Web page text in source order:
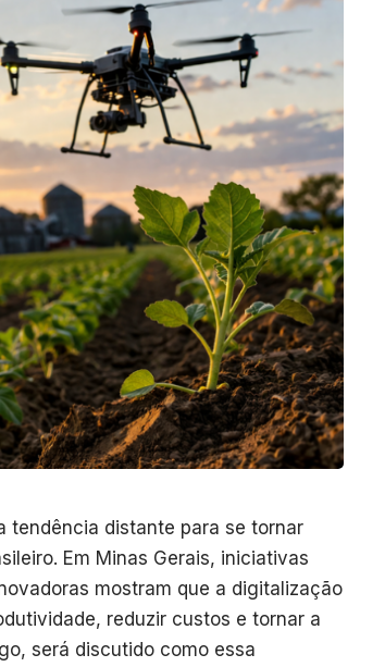
tendência distante para se tornar
Em Minas Gerais, iniciativas
mostram que a digitalização
reduzir custos e tornar a
será discutido como essa